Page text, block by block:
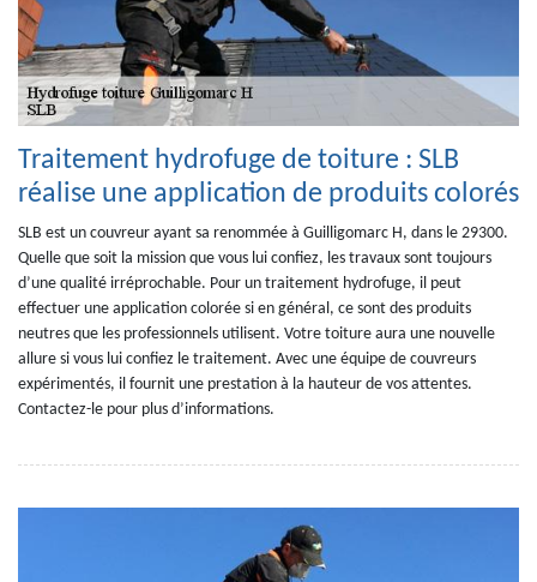
Traitement hydrofuge de toiture : SLB
réalise une application de produits colorés
SLB est un couvreur ayant sa renommée à Guilligomarc H, dans le 29300.
Quelle que soit la mission que vous lui confiez, les travaux sont toujours
d’une qualité irréprochable. Pour un traitement hydrofuge, il peut
effectuer une application colorée si en général, ce sont des produits
neutres que les professionnels utilisent. Votre toiture aura une nouvelle
allure si vous lui confiez le traitement. Avec une équipe de couvreurs
expérimentés, il fournit une prestation à la hauteur de vos attentes.
Contactez-le pour plus d’informations.